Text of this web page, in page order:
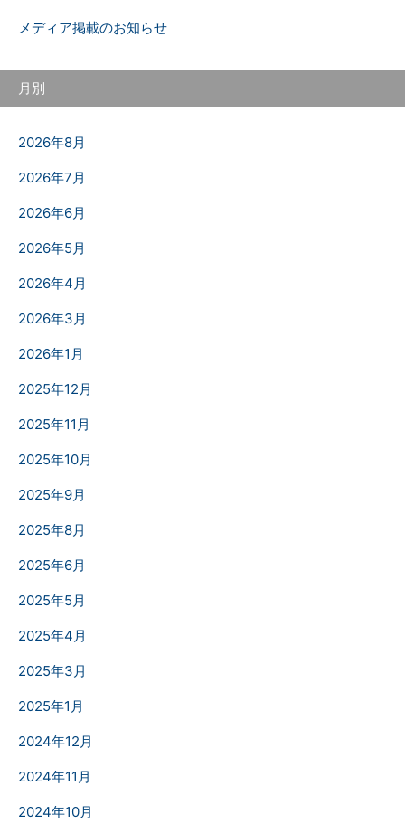
メディア掲載のお知らせ
月別
2026年8月
2026年7月
2026年6月
2026年5月
2026年4月
2026年3月
2026年1月
2025年12月
2025年11月
2025年10月
2025年9月
2025年8月
2025年6月
2025年5月
2025年4月
2025年3月
2025年1月
2024年12月
2024年11月
2024年10月